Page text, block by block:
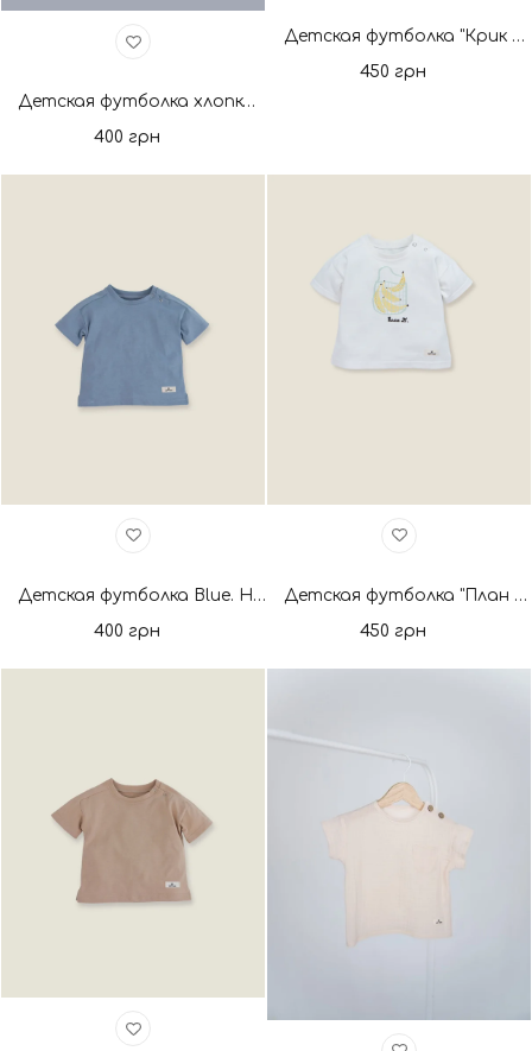
Детская футболка хлопковая голубая/молоко. Новая коллекция
400 грн
Детская футболка "Крик души". Новая коллекция
450 грн
Детская футболка Blue. Новая коллекция
400 грн
Детская футболка "План Б". Новая коллекция
450 грн